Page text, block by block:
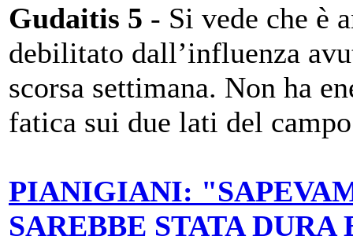
Gudaitis 5 - Si vede che è
debilitato dall’influenza
scorsa settimana. Non ha
fatica sui due lati del
PIANIGIANI:
SAREBBE STATA DURA